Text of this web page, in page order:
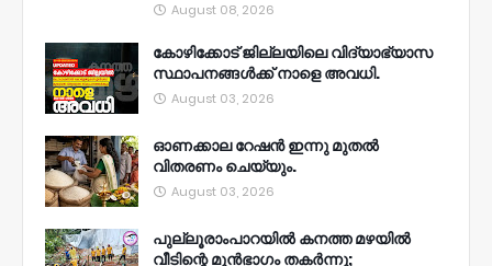
August 08, 2026
കോഴിക്കോട് ജില്ലയിലെ വിദ്യാഭ്യാസ
സ്ഥാപനങ്ങൾക്ക് നാളെ അവധി.
August 03, 2026
ഓണക്കാല റേഷൻ ഇന്നു മുതല്‍
വിതരണം ചെയ്യും.
August 03, 2026
പുല്ലൂരാംപാറയിൽ കനത്ത മഴയിൽ
വീടിന്റെ മുൻഭാഗം തകർന്നു;